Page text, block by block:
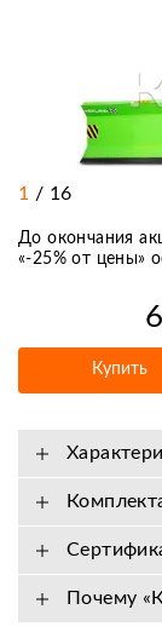
1 / 16
До окончания
«-25% от цены»
Купить
Почему